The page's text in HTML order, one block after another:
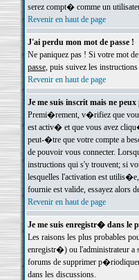
serez compt� comme un
Revenir en haut de page
J'ai perdu mon mot de passe !
Ne paniquez pas ! Si votre mot
passe, puis suivez les
Revenir en haut de page
Je me suis inscrit mais ne peux
Premi�rement, v�rifiez que
est activ� et que vous avez
peut-�tre que votre compte a
de pouvoir vous connecter.
instructions qui s'y trouvent; si
lesquelles l'activation est
fournie est valide, essayez alors
Revenir en haut de page
Je me suis enregistr� dans le
Les raisons les plus probables
enregistr�) ou l'administrateur a
forums de supprimer
dans les discussions.